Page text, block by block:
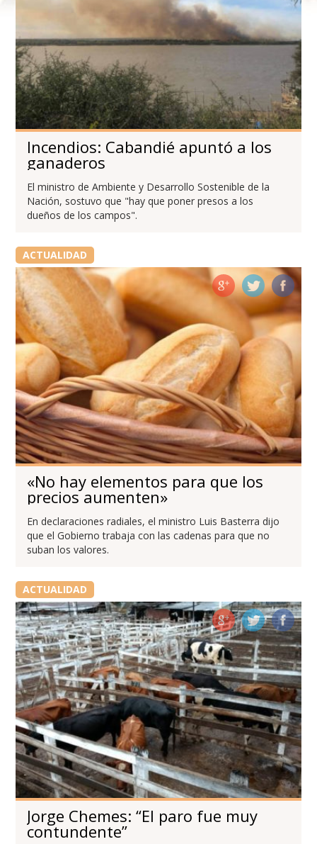
Incendios: Cabandié apuntó a los
ganaderos
El ministro de Ambiente y Desarrollo Sostenible de la
Nación, sostuvo que "hay que poner presos a los
dueños de los campos".
ACTUALIDAD
«No hay elementos para que los
precios aumenten»
En declaraciones radiales, el ministro Luis Basterra dijo
que el Gobierno trabaja con las cadenas para que no
suban los valores.
ACTUALIDAD
Jorge Chemes: “El paro fue muy
contundente”